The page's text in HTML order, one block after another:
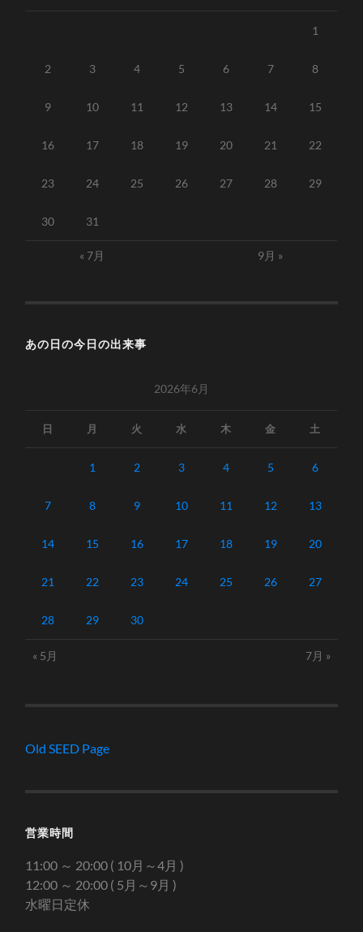
1
2 3 4 5 6 7 8
9 10 11 12 13 14 15
16 17 18 19 20 21 22
23 24 25 26 27 28 29
30 31
« 7月 9月 »
あの日の今日の出来事
2026年6月
日 月 火 水 木 金 土
1 2 3 4 5 6
7 8 9 10 11 12 13
14 15 16 17 18 19 20
21 22 23 24 25 26 27
28 29 30
« 5月 7月 »
Old SEED Page
営業時間
11:00 ～ 20:00 ( 10月～4月 )
12:00 ～ 20:00 ( 5月～9月 )
水曜日定休